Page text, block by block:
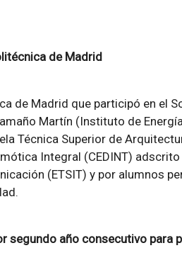
de Madrid
de Madrid que participó en el
Martín (Instituto de
Técnica Superior de
Integral (CEDINT)
(ETSIT) y por alumnos
segundo año consecutivo para